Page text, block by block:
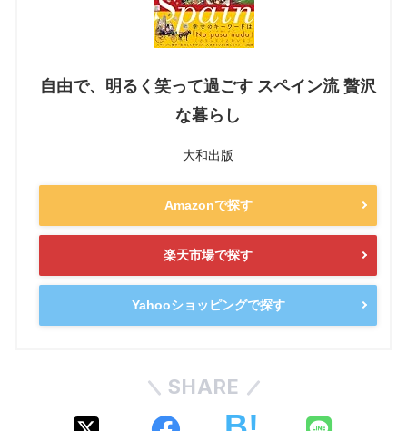
自由で、明るく笑って過ごす スペイン流 贅沢
な暮らし
大和出版
Amazonで探す
楽天市場で探す
Yahooショッピングで探す
SHARE